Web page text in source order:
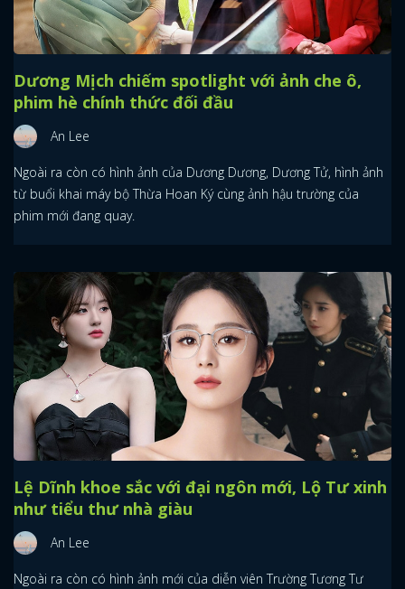
Dương Mịch chiếm spotlight với ảnh che ô,
phim hè chính thức đối đầu
An Lee
Ngoài ra còn có hình ảnh của Dương Dương, Dương Tử, hình ảnh
từ buổi khai máy bộ Thừa Hoan Ký cùng ảnh hậu trường của
phim mới đang quay.
Lệ Dĩnh khoe sắc với đại ngôn mới, Lộ Tư xinh
như tiểu thư nhà giàu
An Lee
Ngoài ra còn có hình ảnh mới của diễn viên Trường Tương Tư